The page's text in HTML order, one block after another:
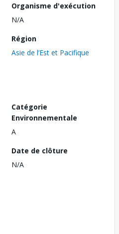
Organisme d'exécution
N/A
Région
Asie de l’Est et Pacifique
Catégorie
Environnementale
A
Date de clôture
N/A